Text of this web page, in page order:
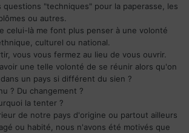
questions "techniques" pour la paperasse, les
ou autres.
celui-là me font plus penser à une volonté
culturel ou national.
vous vous fermez au lieu de vous ouvrir.
une telle volonté de se réunir alors qu'on
un pays si différent du sien ?
? Du changement ?
la tenter ?
de notre pays d'origine ou partout ailleurs
ou habité, nous n'avons été motivés que